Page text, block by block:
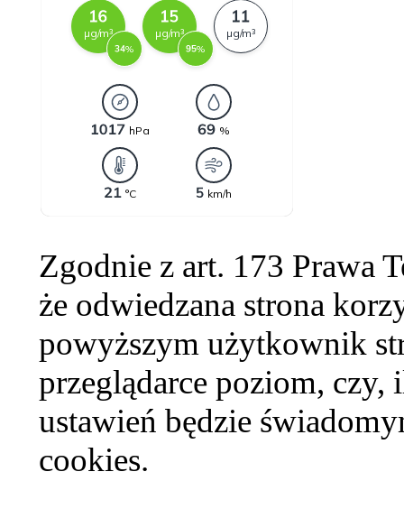
Zgodnie z art. 173 Prawa
że odwiedzana strona
powyższym użytkownik
przeglądarce poziom,
ustawień będzie
cookies.